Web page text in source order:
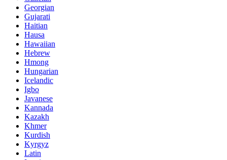
Georgian
Gujarati
Haitian
Hausa
Hawaiian
Hebrew
Hmong
Hungarian
Icelandic
Igbo
Javanese
Kannada
Kazakh
Khmer
Kurdish
Kyrgyz
Latin